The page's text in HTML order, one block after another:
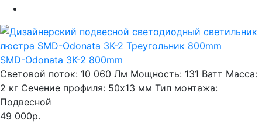
SMD-Odonata 3K-2 800mm
Световой поток: 10 060 Лм Мощность: 131 Ватт Масса:
2 кг Сечение профиля: 50х13 мм Тип монтажа:
Подвесной
49 000р.